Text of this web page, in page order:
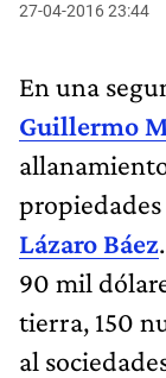
27-04-2016 23:44
En una
Guillermo
Lázaro Báez
90 mil
tierra, 150
al